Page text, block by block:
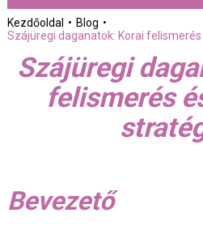
Kezdőoldal
Blog
Szájüregi daganatok: Korai
Szájüregi
felismerés
Bevezető